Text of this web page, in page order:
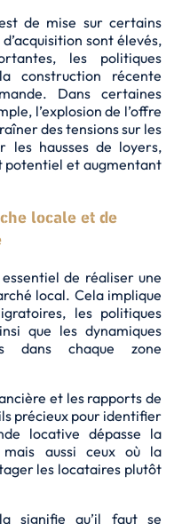
de mise sur certains
sont élevés,
les politiques
construction récente
Dans certaines
l’explosion de l’offre
des tensions sur les
les hausses de loyers,
potentiel et augmentant
locale et de
de réaliser une
local. Cela implique
les politiques
que les dynamiques
dans chaque zone
et les rapports de
précieux pour identifier
locative dépasse la
aussi ceux où la
les locataires plutôt
signifie qu’il faut se